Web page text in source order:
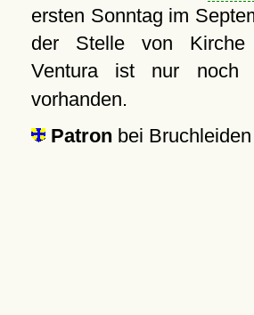
ersten Sonntag im
der Stelle von
Ventura ist nur noch
vorhanden.
Patron bei Bruchleiden